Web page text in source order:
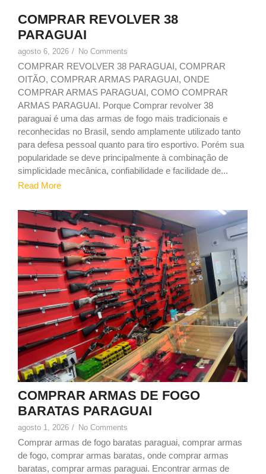
COMPRAR REVOLVER 38
PARAGUAI
agosto 6, 2026 / No Comments
COMPRAR REVOLVER 38 PARAGUAI, COMPRAR
OITÃO, COMPRAR ARMAS PARAGUAI, ONDE
COMPRAR ARMAS PARAGUAI, COMO COMPRAR
ARMAS PARAGUAI. Porque Comprar revolver 38
paraguai é uma das armas de fogo mais tradicionais e
reconhecidas no Brasil, sendo amplamente utilizado tanto
para defesa pessoal quanto para tiro esportivo. Porém sua
popularidade se deve principalmente à combinação de
simplicidade mecânica, confiabilidade e facilidade de...
Read More
1
COMPRAR ARMAS DE FOGO
BARATAS PARAGUAI
agosto 1, 2026 / No Comments
Comprar armas de fogo baratas paraguai, comprar armas
de fogo, comprar armas baratas, onde comprar armas
baratas, comprar armas paraguai. Encontrar armas de